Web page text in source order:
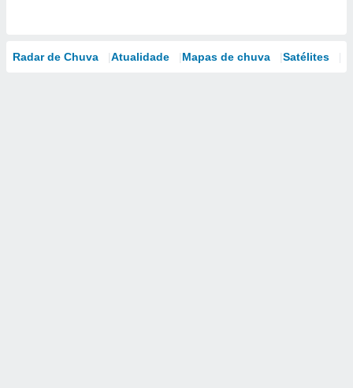
Radar de Chuva Atualidade Mapas de chuva Satélites